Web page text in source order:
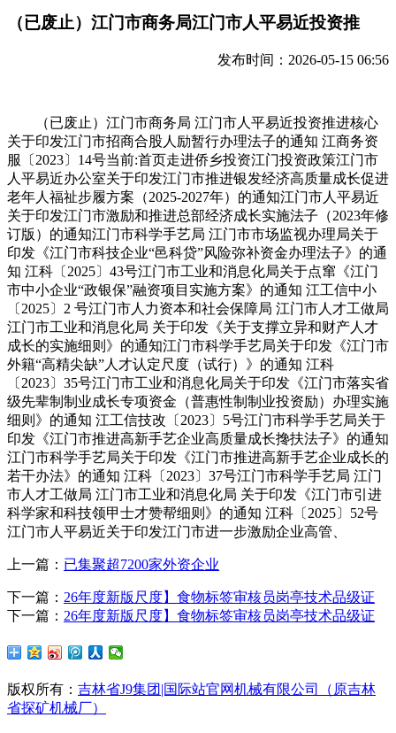
（已废止）江门市商务局江门市人平易近投资推
发布时间：2026-05-15 06:56
（已废止）江门市商务局 江门市人平易近投资推进核心
关于印发江门市招商合股人励暂行办理法子的通知 江商务资
服〔2023〕14号当前:首页走进侨乡投资江门投资政策江门市
人平易近办公室关于印发江门市推进银发经济高质量成长促进
老年人福祉步履方案（2025-2027年）的通知江门市人平易近
关于印发江门市激励和推进总部经济成长实施法子（2023年修
订版）的通知江门市科学手艺局 江门市市场监视办理局关于
印发《江门市科技企业“邑科贷”风险弥补资金办理法子》的通
知 江科〔2025〕43号江门市工业和消息化局关于点窜《江门
市中小企业“政银保”融资项目实施方案》的通知 江工信中小
〔2025〕2 号江门市人力资本和社会保障局 江门市人才工做局
江门市工业和消息化局 关于印发《关于支撑立异和财产人才
成长的实施细则》的通知江门市科学手艺局关于印发《江门市
外籍“高精尖缺”人才认定尺度（试行）》的通知 江科
〔2023〕35号江门市工业和消息化局关于印发《江门市落实省
级先辈制制业成长专项资金（普惠性制制业投资励）办理实施
细则》的通知 江工信技改〔2023〕5号江门市科学手艺局关于
印发《江门市推进高新手艺企业高质量成长搀扶法子》的通知
江门市科学手艺局关于印发《江门市推进高新手艺企业成长的
若干办法》的通知 江科〔2023〕37号江门市科学手艺局 江门
市人才工做局 江门市工业和消息化局 关于印发《江门市引进
科学家和科技领甲士才赞帮细则》的通知 江科〔2025〕52号
江门市人平易近关于印发江门市进一步激励企业高管、
上一篇： 已集聚超7200家外资企业
下一篇： 26年度新版尺度】食物标签审核员岗亭技术品级证
下一篇： 26年度新版尺度】食物标签审核员岗亭技术品级证
版权所有： 吉林省J9集团|国际站官网机械有限公司（原吉林
省探矿机械厂）